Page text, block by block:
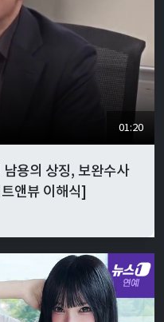
01:20
용의 상징, 보완수사
앤뷰 이해식]